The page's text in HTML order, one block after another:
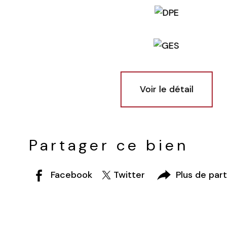
Voir le détail
Partager ce bien
Facebook Twitter Plus de